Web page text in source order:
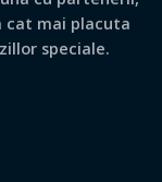
cat mai placuta
speciale.